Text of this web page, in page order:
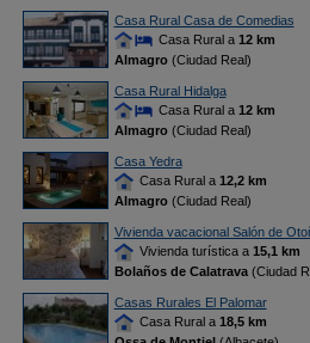
Casa Rural Casa de Comedias
Casa Rural a 12 km
Almagro(Ciudad Real)
Casa Rural Hidalga
Casa Rural a 12 km
Almagro(Ciudad Real)
Casa Yedra
Casa Rural a 12,2 km
Almagro(Ciudad Real)
Vivienda vacacional Salón de
Vivienda turística a 15,1 km
Bolaños de Calatrava(Ciudad
Casas Rurales El Palomar
Casa Rural a 18,5 km